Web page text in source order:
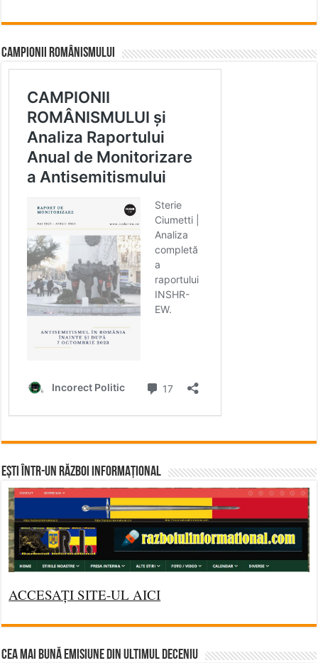
CAMPIONII ROMÂNISMULUI
Ești într-un RĂZBOI INFORMAȚIONAL
ACCESAȚI SITE-UL AICI
CEA MAI BUNĂ EMISIUNE DIN ULTIMUL DECENIU